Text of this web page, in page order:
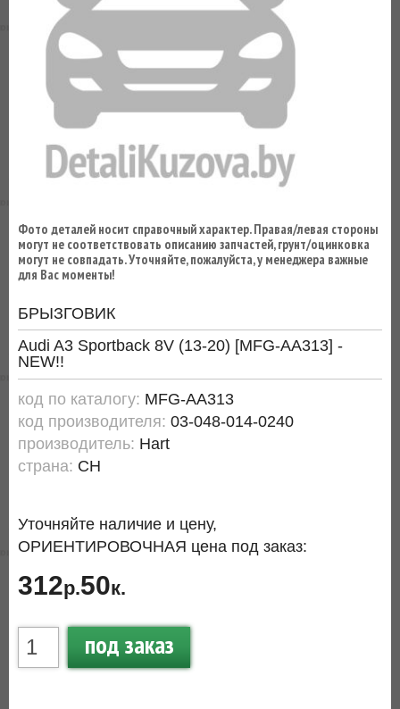
Фото деталей носит справочный характер. Правая/левая стороны
могут не соответствовать описанию запчастей, грунт/оцинковка
могут не совпадать. Уточняйте, пожалуйста, у менеджера важные
для Вас моменты!
БРЫЗГОВИК
Audi A3 Sportback 8V (13-20) [MFG-AA313] -
NEW!!
код по каталогу: MFG-AA313
код производителя: 03-048-014-0240
производитель: Hart
страна: CH
Уточняйте наличие и цену,
ОРИЕНТИРОВОЧНАЯ цена под заказ:
312р.50к.
под заказ